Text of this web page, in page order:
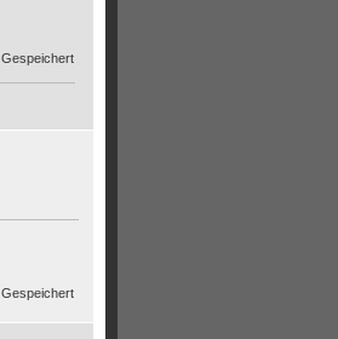
Gespeichert
Gespeichert